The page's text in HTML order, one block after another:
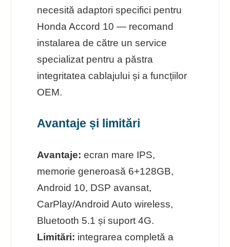
necesită adaptori specifici pentru
Honda Accord 10 — recomand
instalarea de către un service
specializat pentru a păstra
integritatea cablajului și a funcțiilor
OEM.
Avantaje și limitări
Avantaje: ecran mare IPS,
memorie generoasă 6+128GB,
Android 10, DSP avansat,
CarPlay/Android Auto wireless,
Bluetooth 5.1 și suport 4G.
Limitări: integrarea completă a